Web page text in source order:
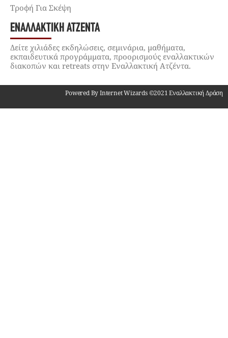
Τροφή Για Σκέψη
ΕΝΑΛΛΑΚΤΙΚΉ ΑΤΖΈΝΤΑ
Δείτε χιλιάδες εκδηλώσεις, σεμινάρια, μαθήματα,
εκπαιδευτικά προγράμματα, προορισμούς εναλλακτικών
διακοπών και retreats στην Εναλλακτική Ατζέντα.
Powered By Internet Wizards ©2021 Εναλλακτική Δράση